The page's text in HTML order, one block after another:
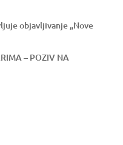
objavljivanje „Nove
– POZIV NA